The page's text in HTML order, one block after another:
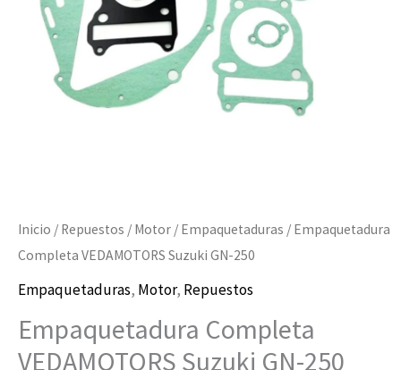
Inicio / Repuestos / Motor / Empaquetaduras / Empaquetadura
Completa VEDAMOTORS Suzuki GN-250
Empaquetaduras, Motor, Repuestos
Empaquetadura Completa
VEDAMOTORS Suzuki GN-250